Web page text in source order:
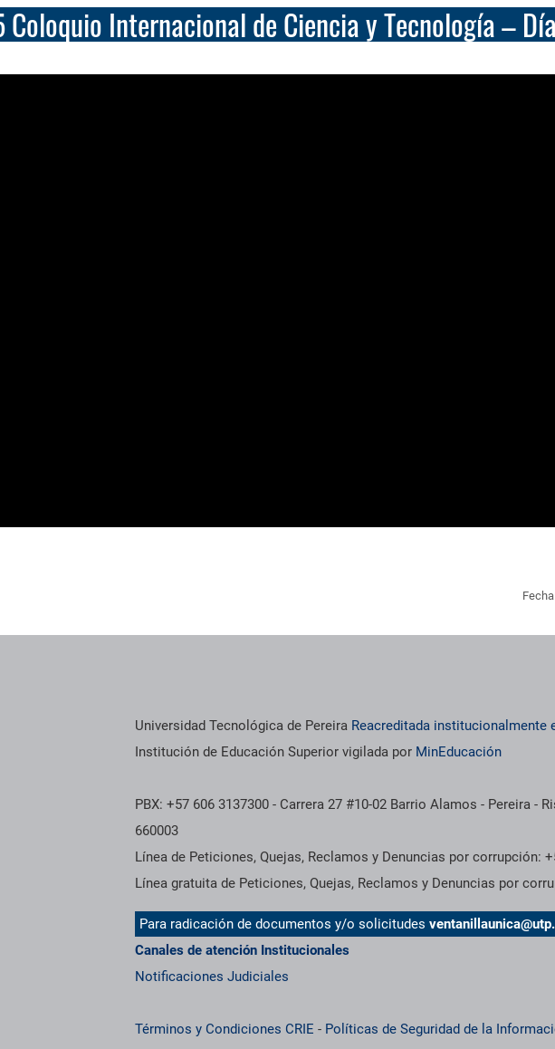
Coloquio Internacional de Ciencia y Tecnología –
Información institucional
Universidad Tecnológica de Pereira Reacreditada institucionalmente
Institución de Educación Superior vigilada por MinEducación
PBX: +57 606 3137300 - Carrera 27 #10-02 Barrio Alamos - Pereira -
660003
Línea de Peticiones, Quejas, Reclamos y Denuncias por corrupción:
Línea gratuita de Peticiones, Quejas, Reclamos y Denuncias por
Para radicación de documentos y/o solicitudes
Canales de atención Institucionales
Notificaciones Judiciales
Términos y Condiciones CRIE - Políticas de Seguridad de la